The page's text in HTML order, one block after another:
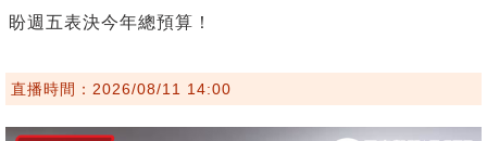
盼週五表決今年總預算！
直播時間：2026/08/11 14:00